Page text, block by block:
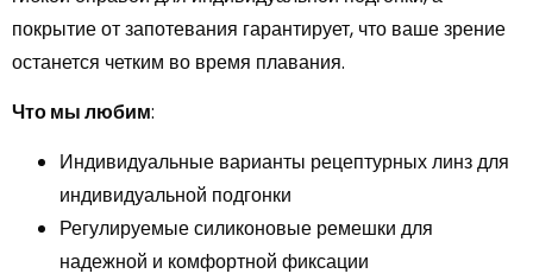
покрытие от запотевания гарантирует, что ваше зрение
останется четким во время плавания.
Что мы любим:
Индивидуальные варианты рецептурных линз для
индивидуальной подгонки
Регулируемые силиконовые ремешки для
надежной и комфортной фиксации